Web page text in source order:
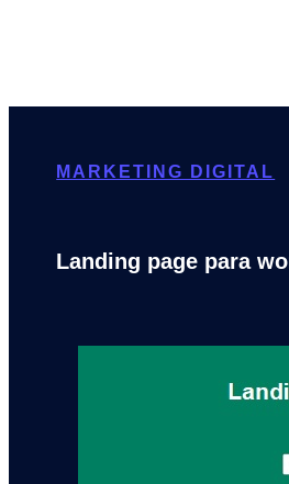
MARKETING DIGITAL
Landing page para